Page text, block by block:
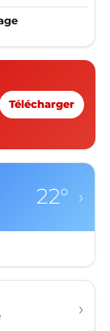
Télécharger
22° ›
›